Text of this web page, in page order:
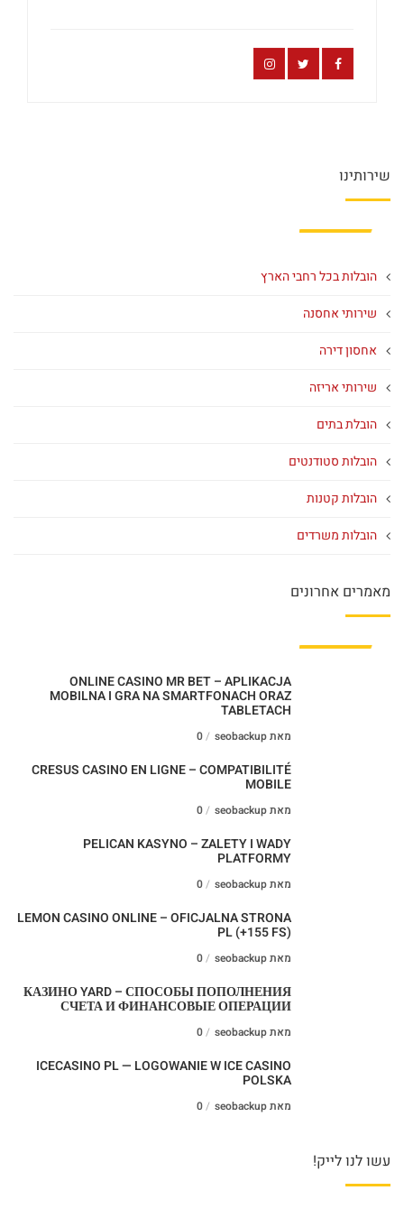
שירותינו
הובלות בכל רחבי הארץ
שירותי אחסנה
אחסון דירה
שירותי אריזה
הובלת בתים
הובלות סטודנטים
הובלות קטנות
הובלות משרדים
מאמרים אחרונים
ONLINE CASINO MR BET – APLIKACJA
MOBILNA I GRA NA SMARTFONACH ORAZ
TABLETACH
מאת seobackup 0
CRESUS CASINO EN LIGNE – COMPATIBILITÉ
MOBILE
מאת seobackup 0
PELICAN KASYNO – ZALETY I WADY
PLATFORMY
מאת seobackup 0
LEMON CASINO ONLINE – OFICJALNA STRONA
PL (+155 FS)
מאת seobackup 0
КАЗИНО YARD – СПОСОБЫ ПОПОЛНЕНИЯ
СЧЕТА И ФИНАНСОВЫЕ ОПЕРАЦИИ
מאת seobackup 0
ICECASINO PL — LOGOWANIE W ICE CASINO
POLSKA
מאת seobackup 0
עשו לנו לייק!